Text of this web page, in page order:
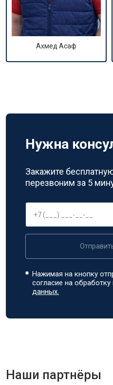
Ахмед Асаф
Нужна
Закажите
перезвоним за 5
Нажимая на кнопку
согласие на
данных.
Наши партнёры